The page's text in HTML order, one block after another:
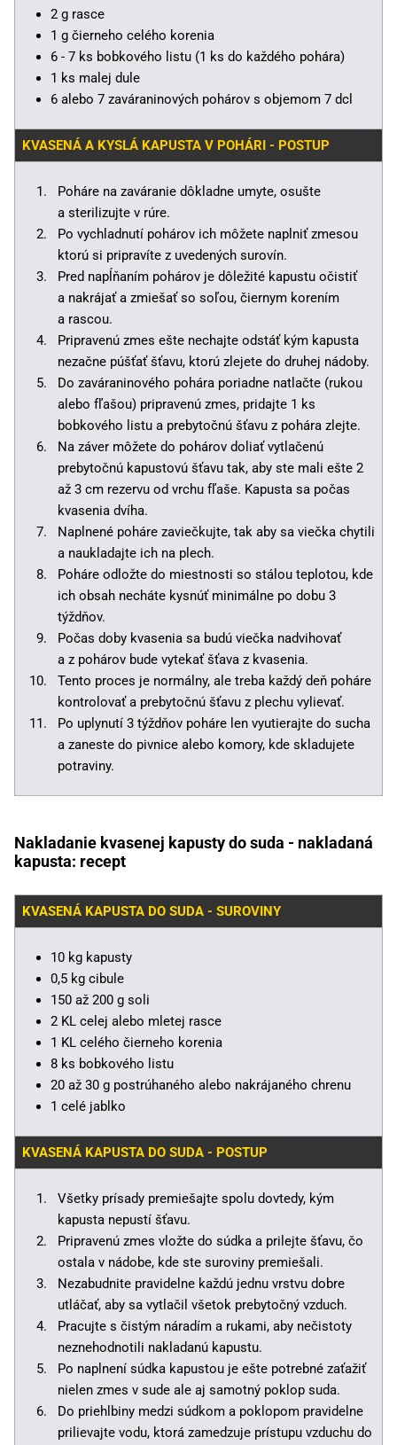
2 g rasce
1 g čierneho celého korenia
6 - 7 ks bobkového listu (1 ks do každého pohára)
1 ks malej dule
6 alebo 7 zaváraninových pohárov s objemom 7 dcl
KVASENÁ A KYSLÁ KAPUSTA V POHÁRI - POSTUP
Poháre na zaváranie dôkladne umyte, osušte
a sterilizujte v rúre.
Po vychladnutí pohárov ich môžete naplniť zmesou
ktorú si pripravíte z uvedených surovín.
Pred napĺňaním pohárov je dôležité kapustu očistiť
a nakrájať a zmiešať so soľou, čiernym korením
a rascou.
Pripravenú zmes ešte nechajte odstáť kým kapusta
nezačne púšťať šťavu, ktorú zlejete do druhej nádoby.
Do zaváraninového pohára poriadne natlačte (rukou
alebo fľašou) pripravenú zmes, pridajte 1 ks
bobkového listu a prebytočnú šťavu z pohára zlejte.
Na záver môžete do pohárov doliať vytlačenú
prebytočnú kapustovú šťavu tak, aby ste mali ešte 2
až 3 cm rezervu od vrchu fľaše. Kapusta sa počas
kvasenia dvíha.
Naplnené poháre zaviečkujte, tak aby sa viečka chytili
a naukladajte ich na plech.
Poháre odložte do miestnosti so stálou teplotou, kde
ich obsah necháte kysnúť minimálne po dobu 3
týždňov.
Počas doby kvasenia sa budú viečka nadvihovať
a z pohárov bude vytekať šťava z kvasenia.
Tento proces je normálny, ale treba každý deň poháre
kontrolovať a prebytočnú šťavu z plechu vylievať.
Po uplynutí 3 týždňov poháre len vyutierajte do sucha
a zaneste do pivnice alebo komory, kde skladujete
potraviny.
Nakladanie kvasenej kapusty do suda - nakladaná
kapusta: recept
KVASENÁ KAPUSTA DO SUDA - SUROVINY
10 kg kapusty
0,5 kg cibule
150 až 200 g soli
2 KL celej alebo mletej rasce
1 KL celého čierneho korenia
8 ks bobkového listu
20 až 30 g postrúhaného alebo nakrájaného chrenu
1 celé jablko
KVASENÁ KAPUSTA DO SUDA - POSTUP
Všetky prísady premiešajte spolu dovtedy, kým
kapusta nepustí šťavu.
Pripravenú zmes vložte do súdka a prilejte šťavu, čo
ostala v nádobe, kde ste suroviny premiešali.
Nezabudnite pravidelne každú jednu vrstvu dobre
utláčať, aby sa vytlačil všetok prebytočný vzduch.
Pracujte s čistým náradím a rukami, aby nečistoty
neznehodnotili nakladanú kapustu.
Po naplnení súdka kapustou je ešte potrebné zaťažiť
nielen zmes v sude ale aj samotný poklop suda.
Do priehlbiny medzi súdkom a poklopom pravidelne
prilievajte vodu, ktorá zamedzuje prístupu vzduchu do